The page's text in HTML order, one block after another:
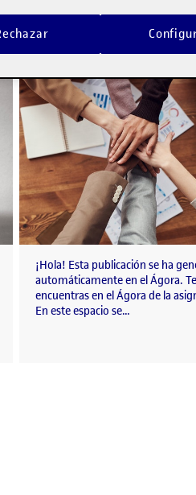
8:25 pm
PEC2 – Fotografía escenificada – Memorias
Fecha de publicación
8 Sep 202115
¡Hola! Esta publicación se ha
automáticamente en el Ágora. Te
encuentras en el Ágora de la
En este espacio se…